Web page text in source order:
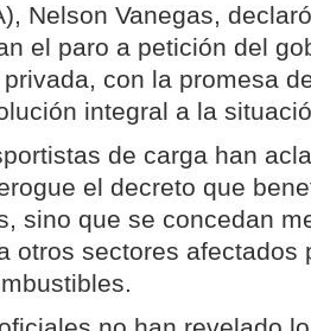
Nelson Vanegas,
el paro a petición del
con la promesa
integral a la
de carga han
el decreto que
sino que se concedan
otros sectores afectados